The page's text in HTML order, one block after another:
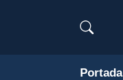
Portada